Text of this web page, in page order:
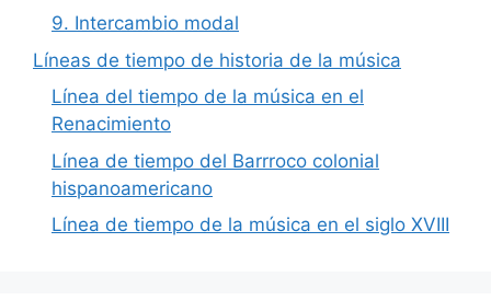
9. Intercambio modal
Líneas de tiempo de historia de la música
Línea del tiempo de la música en el
Renacimiento
Línea de tiempo del Barrroco colonial
hispanoamericano
Línea de tiempo de la música en el siglo XVIII